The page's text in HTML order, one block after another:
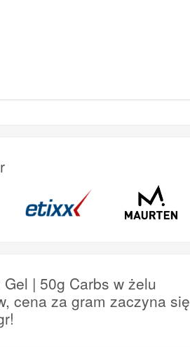
| 50g Carbs w żelu
cena za gram zaczyna się